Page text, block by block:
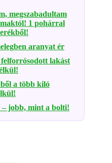
megszabadultam
1 pohárral
aranyat ér
lakást
a több kiló
– jobb, mint a bolti!